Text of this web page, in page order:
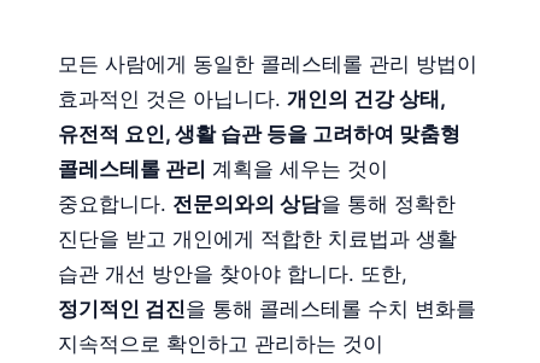
모든 사람에게 동일한 콜레스테롤 관리 방법이
효과적인 것은 아닙니다. 개인의 건강 상태,
유전적 요인, 생활 습관 등을 고려하여 맞춤형
콜레스테롤 관리 계획을 세우는 것이
중요합니다. 전문의와의 상담을 통해 정확한
진단을 받고 개인에게 적합한 치료법과 생활
습관 개선 방안을 찾아야 합니다. 또한,
정기적인 검진을 통해 콜레스테롤 수치 변화를
지속적으로 확인하고 관리하는 것이